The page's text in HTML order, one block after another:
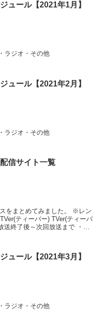
ュール【2021年1月】
ラジオ・その他
ュール【2021年2月】
ラジオ・その他
信サイト一覧
をまとめてみました。 ※レン
ティーバー) TVer(ティーバ
送終了後～次回放送まで ・バ
ュール【2021年3月】
ラジオ・その他